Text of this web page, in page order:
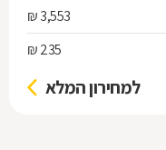
3,553 ₪
235 ₪
למחירון המלא